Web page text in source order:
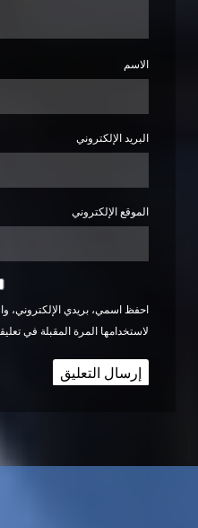
الاسم
البريد الإلكتروني
الموقع الإلكتروني
احفظ اسمي، بريدي الإلكتروني،
لاستخدامها المرة المقبلة في